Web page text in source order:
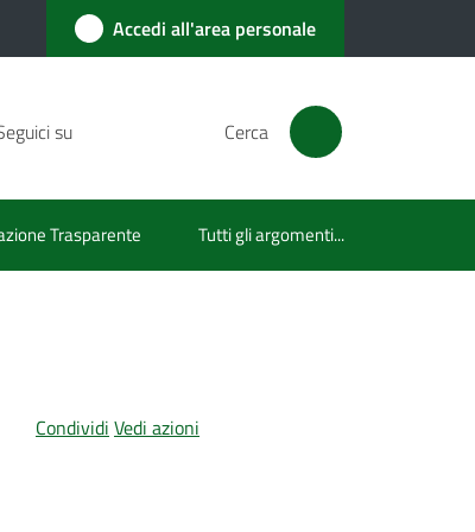
Accedi all'area personale
su Cerca
Trasparente Tutti gli argomenti...
Condividi Vedi azioni